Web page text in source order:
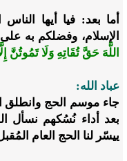
أما بعد: فيا أيها
الإسلام، وفضلكم به على
اللَّهَ حَقَّ تُقَاتِهِ وَلَا تَمُوتُنَّ
عباد الله:
جاء موسم الحج وانطلق
بعد أداء نُسُكهم نسأل
ييسّر لنا الحج العام